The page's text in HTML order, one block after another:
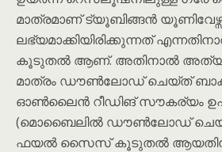
മാത്രമാണ് ട്യൂബിങ്ങൻ
ലഭ്യമാക്കിയിരിക്കുന്നത്
കൂടുതൽ ആണ്. അതിനാൽ
മാത്രം ഡൗൺലോഡ് ചെയ്ത്
ഓൺലൈൻ റീഡിങ് സൗകര്യം
(മൊബൈലിൽ ഡൗൺലോഡ്
ഫയൽ സൈസ് കൂടുതൽ